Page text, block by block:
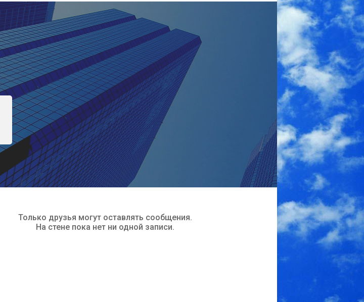
Только друзья могут оставлять сообщения.
На стене пока нет ни одной записи.